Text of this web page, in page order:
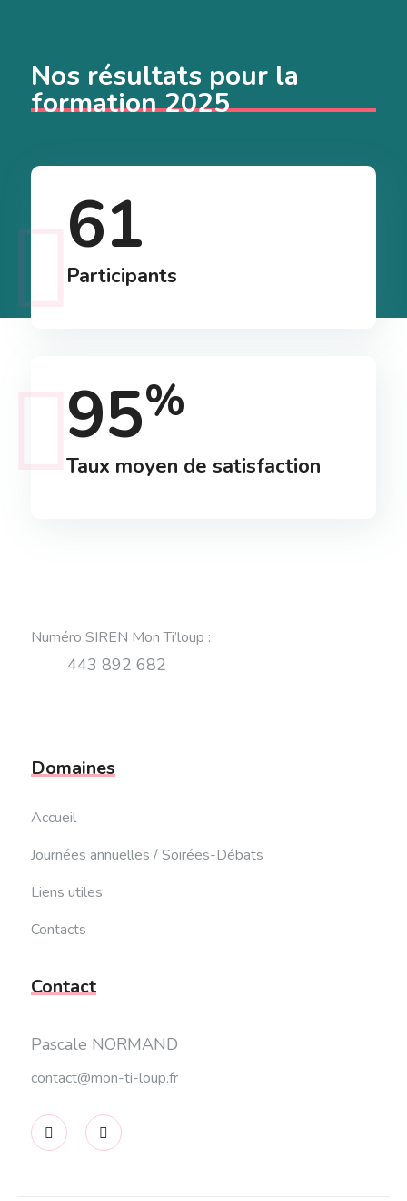
Nos résultats pour la
formation 2025
61
Participants
95%
Taux moyen de satisfaction
Numéro SIREN Mon Ti’loup :
443 892 682
Domaines
Accueil
Journées annuelles / Soirées-Débats
Liens utiles
Contacts
Contact
Pascale NORMAND
contact@mon-ti-loup.fr